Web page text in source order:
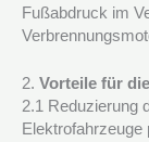
Fußabdruck im
2. Vorteile für
2.1 Reduzierung